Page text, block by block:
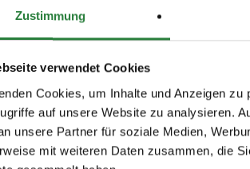
Zustimmung
verwendet Cookies
Cookies, um Inhalte und Anzeigen
auf unsere Website zu analysieren.
unsere Partner für soziale Medien,
mit weiteren Daten zusammen, die
Teilung nach Nennungen, keine Teilung d.